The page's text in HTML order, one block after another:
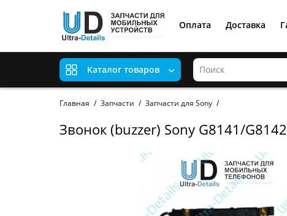
Оплата Доставка
Каталог товаров
Главная Запчасти Запчасти для Sony
Звонок (buzzer) Sony G8141/